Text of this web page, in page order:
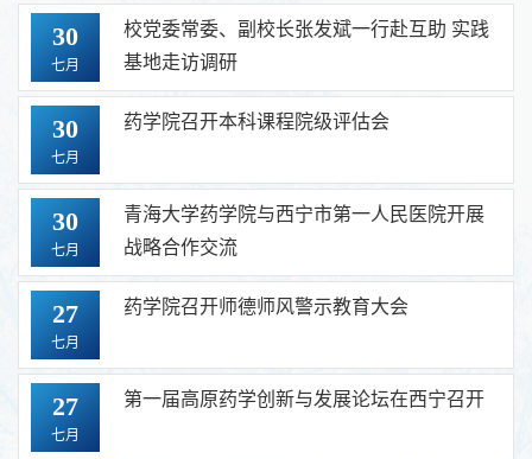
30
七月
校党委常委、副校长张发斌一行赴互助 实践
基地走访调研
30
七月
药学院召开本科课程院级评估会
30
七月
青海大学药学院与西宁市第一人民医院开展
战略合作交流
27
七月
药学院召开师德师风警示教育大会
27
七月
第一届高原药学创新与发展论坛在西宁召开